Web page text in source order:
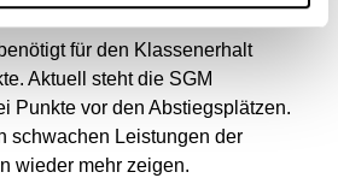
für den Klassenerhalt
Aktuell steht die SGM
Punkte vor den Abstiegsplätzen.
schwachen Leistungen der
wieder mehr zeigen.